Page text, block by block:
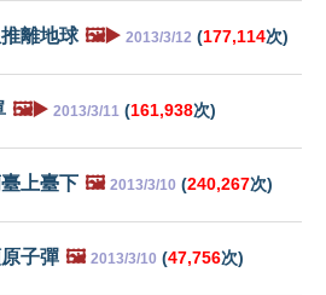
離地球 🖼️▶️ 2013/3/12 (177,114次)
🖼️▶️ 2013/3/11 (161,938次)
上臺下 🖼️ 2013/3/10 (240,267次)
子彈 🖼️ 2013/3/10 (47,756次)